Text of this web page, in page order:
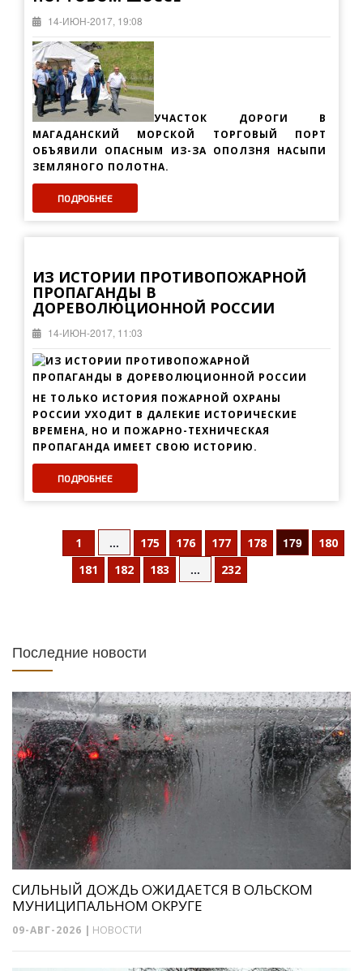
14-ИЮН-2017, 19:08
УЧАСТОК ДОРОГИ В
МАГАДАНСКИЙ МОРСКОЙ ТОРГОВЫЙ ПОРТ
ОБЪЯВИЛИ ОПАСНЫМ ИЗ-ЗА ОПОЛЗНЯ НАСЫПИ
ЗЕМЛЯНОГО ПОЛОТНА.
ПОДРОБНЕЕ
ИЗ ИСТОРИИ ПРОТИВОПОЖАРНОЙ
ПРОПАГАНДЫ В
ДОРЕВОЛЮЦИОННОЙ РОССИИ
14-ИЮН-2017, 11:03
НЕ ТОЛЬКО ИСТОРИЯ ПОЖАРНОЙ ОХРАНЫ
РОССИИ УХОДИТ В ДАЛЕКИЕ ИСТОРИЧЕСКИЕ
ВРЕМЕНА, НО И ПОЖАРНО-ТЕХНИЧЕСКАЯ
ПРОПАГАНДА ИМЕЕТ СВОЮ ИСТОРИЮ.
ПОДРОБНЕЕ
1 ... 175 176 177 178 179
180
181
182 183 ... 232
Последние новости
СИЛЬНЫЙ ДОЖДЬ ОЖИДАЕТСЯ В ОЛЬСКОМ
МУНИЦИПАЛЬНОМ ОКРУГЕ
09-АВГ-2026 | НОВОСТИ